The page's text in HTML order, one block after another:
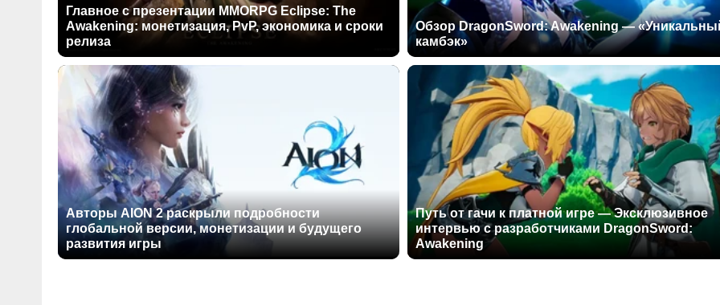
Главное с презентации MMORPG Eclipse: The
Awakening: монетизация, PvP, экономика и сроки
релиза
Обзор DragonSword: Awakening —
камбэк»
Авторы AION 2 раскрыли подробности
глобальной версии, монетизации и будущего
развития игры
Путь от гачи к платной игре — Эксклюзивное
интервью с разработчиками DragonSword:
Awakening